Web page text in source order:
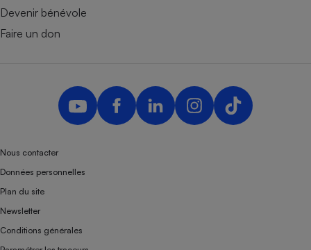
Devenir bénévole
Faire un don
Nous contacter
Données personnelles
Plan du site
Newsletter
Conditions générales